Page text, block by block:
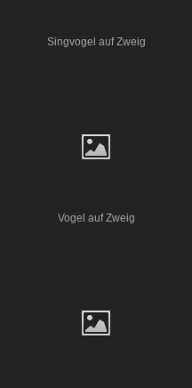
Singvogel auf Zweig
Vogel auf Zweig